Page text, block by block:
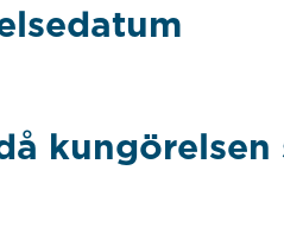
kungörelsen